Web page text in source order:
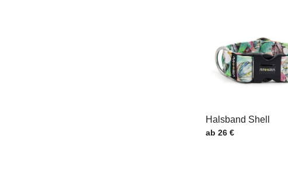
Halsband Shell
Preis mit MwSt.
ab 26 €